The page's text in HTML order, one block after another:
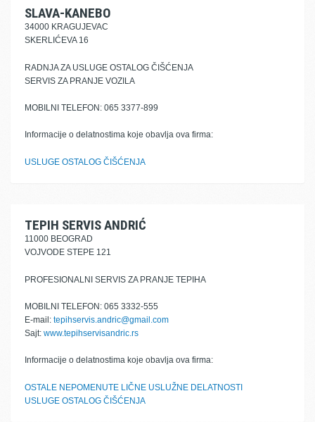
SLAVA-KANEBO
34000 KRAGUJEVAC
SKERLIĆEVA 16
RADNJA ZA USLUGE OSTALOG ČIŠĆENJA
SERVIS ZA PRANJE VOZILA
MOBILNI TELEFON: 065 3377-899
Informacije o delatnostima koje obavlja ova firma:
USLUGE OSTALOG ČIŠĆENJA
TEPIH SERVIS ANDRIĆ
11000 BEOGRAD
VOJVODE STEPE 121
PROFESIONALNI SERVIS ZA PRANJE TEPIHA
MOBILNI TELEFON: 065 3332-555
E-mail: tepihservis.andric@gmail.com
Sajt: www.tepihservisandric.rs
Informacije o delatnostima koje obavlja ova firma:
OSTALE NEPOMENUTE LIČNE USLUŽNE DELATNOSTI
USLUGE OSTALOG ČIŠĆENJA